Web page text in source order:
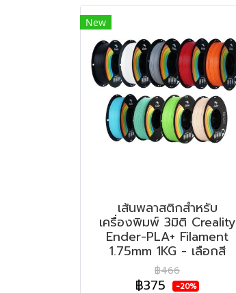
New
เส้นพลาสติกสำหรับ
เครื่องพิมพ์ 3มิติ Creality
Ender-PLA+ Filament
1.75mm 1KG - เลือกสี
฿466
฿375 -20%